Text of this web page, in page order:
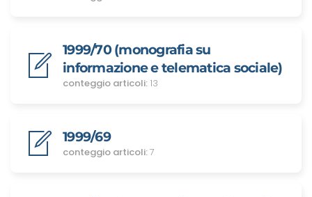
1999/70 (monografia su
informazione e telematica sociale)
conteggio articoli: 13
1999/69
conteggio articoli:7